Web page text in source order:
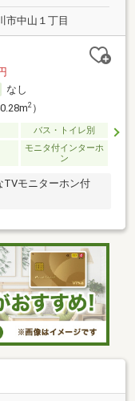
市中山１丁目
なし
2）
バス・トイレ別
モニタ付インターホ
ン
TVモニターホン付